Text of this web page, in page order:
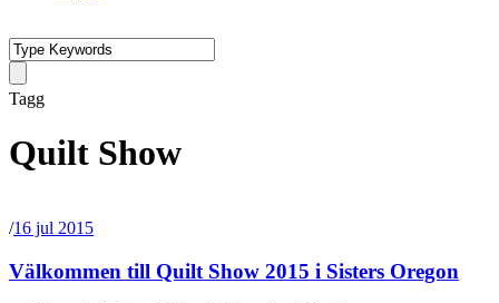
Tagg
Quilt Show
/16 jul 2015
Välkommen till Quilt Show 2015 i Sisters Oregon